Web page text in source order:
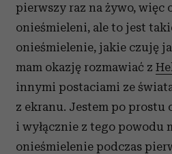
pierwszy raz na żywo, więc
onieśmieleni, ale to jest
onieśmielenie, jakie czuję
mam okazję rozmawiać z
innymi postaciami ze
z ekranu. Jestem po prostu
i wyłącznie z tego powodu
onieśmielenie podczas